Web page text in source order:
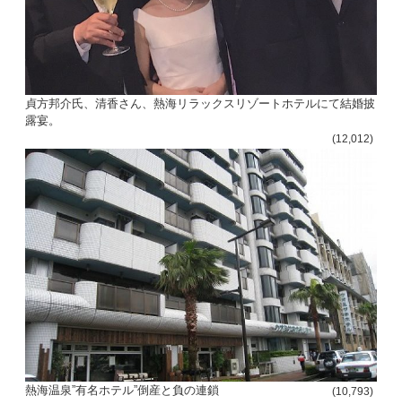
貞方邦介氏、清香さん、熱海リラックスリゾートホテルにて結婚披
露宴。
(12,012)
熱海温泉”有名ホテル”倒産と負の連鎖 (10,793)